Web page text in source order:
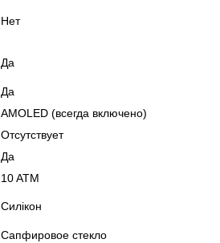
Нет
Да
Да
AMOLED (всегда включено)
Отсутствует
Да
10 ATM
Силікон
Сапфировое стекло